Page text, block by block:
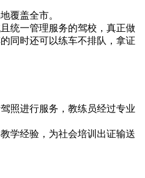
覆盖全市。
统一管理服务的驾校，真正做
同时还可以练车不排队，拿证
照进行服务，教练员经过专业
学经验，为社会培训出证输送